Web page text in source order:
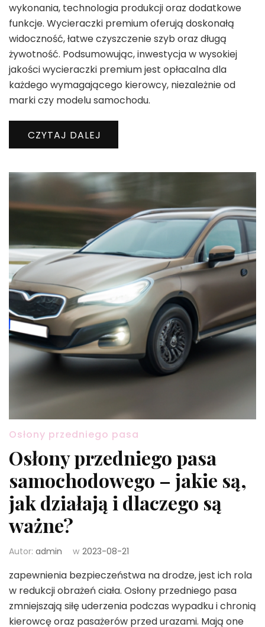
wykonania, technologia produkcji oraz dodatkowe
funkcje. Wycieraczki premium oferują doskonałą
widoczność, łatwe czyszczenie szyb oraz długą
żywotność. Podsumowując, inwestycja w wysokiej
jakości wycieraczki premium jest opłacalna dla
każdego wymagającego kierowcy, niezależnie od
marki czy modelu samochodu.
CZYTAJ DALEJ
Osłony przedniego pasa
Osłony przedniego pasa
samochodowego – jakie są,
jak działają i dlaczego są
ważne?
Autor: admin w 2023-08-21
zapewnienia bezpieczeństwa na drodze, jest ich rola
w redukcji obrażeń ciała. Osłony przedniego pasa
zmniejszają siłę uderzenia podczas wypadku i chronią
kierowcę oraz pasażerów przed urazami. Mają one